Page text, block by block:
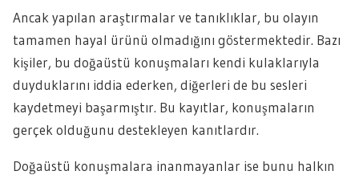
Ancak yapılan araştırmalar ve tanıklıklar, bu olayın
tamamen hayal ürünü olmadığını göstermektedir. Bazı
kişiler, bu doğaüstü konuşmaları kendi kulaklarıyla
duyduklarını iddia ederken, diğerleri de bu sesleri
kaydetmeyi başarmıştır. Bu kayıtlar, konuşmaların
gerçek olduğunu destekleyen kanıtlardır.
Doğaüstü konuşmalara inanmayanlar ise bunu halkın